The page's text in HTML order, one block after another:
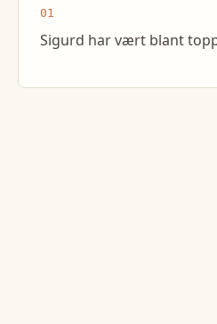
01
Sigurd har vært blant